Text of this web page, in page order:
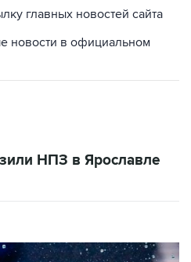
главных новостей сайта
новости в официальном
НПЗ в Ярославле